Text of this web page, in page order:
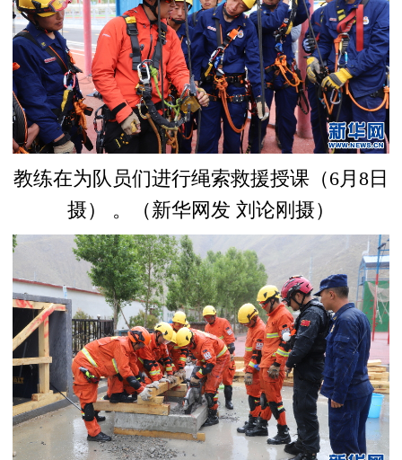
教练在为队员们进行绳索救援授课（6月8日
摄） 。（新华网发 刘论刚摄）